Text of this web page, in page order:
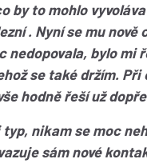
by to mohlo
. Nyní se mu
nedopovala, bylo
se také držím.
hodně řeší už
nikam se moc
sám nové